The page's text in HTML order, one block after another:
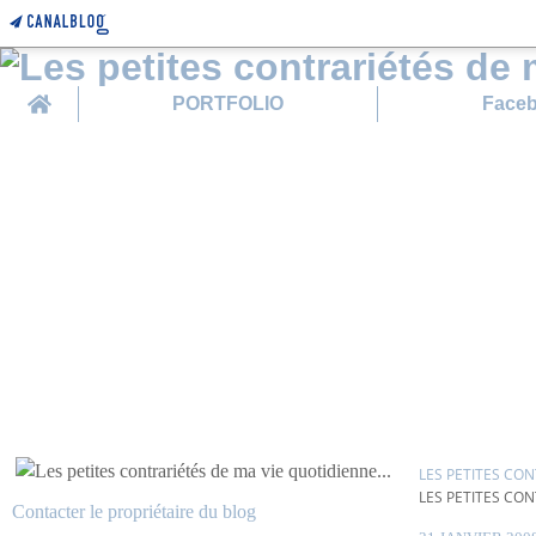
Home PORTFOLIO
Contacter le propriétaire du blog
LES PETITES
LES PETITES